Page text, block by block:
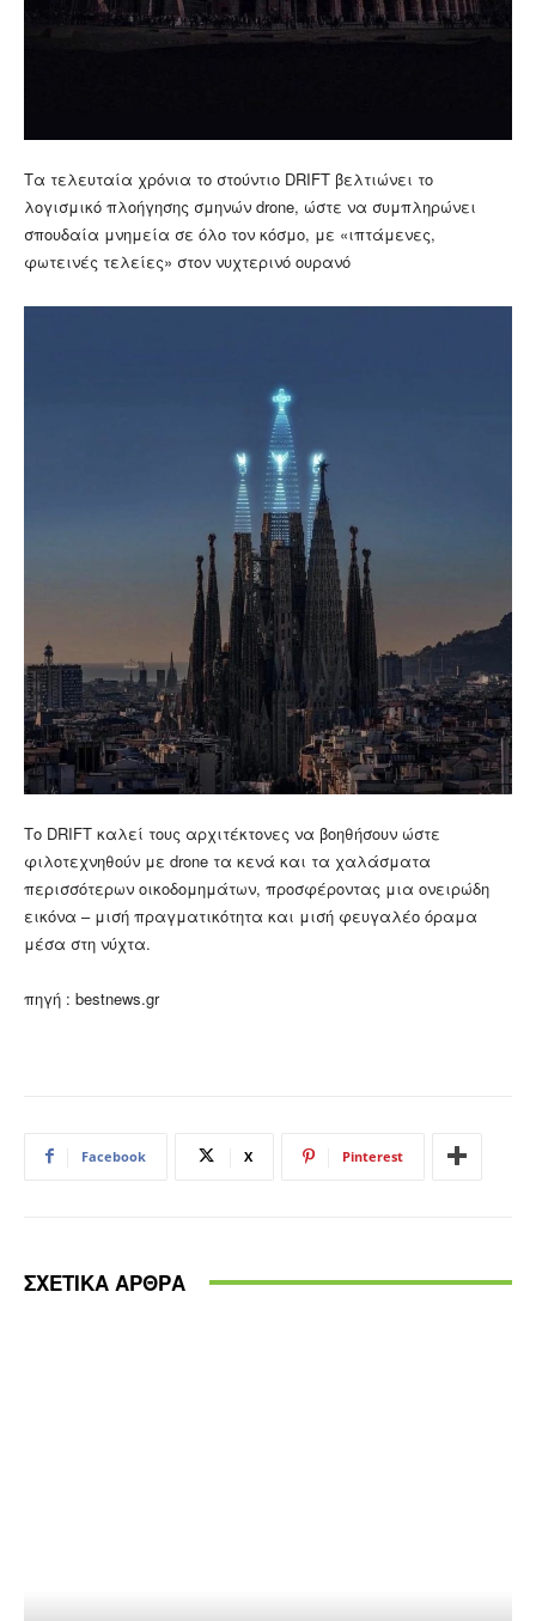
Τα τελευταία χρόνια το στούντιο DRIFT βελτιώνει το
λογισμικό πλοήγησης σμηνών drone, ώστε να συμπληρώνει
σπουδαία μνημεία σε όλο τον κόσμο, με «ιπτάμενες,
φωτεινές τελείες» στον νυχτερινό ουρανό
Το DRIFT καλεί τους αρχιτέκτονες να βοηθήσουν ώστε
φιλοτεχνηθούν με drone τα κενά και τα χαλάσματα
περισσότερων οικοδομημάτων, προσφέροντας μια ονειρώδη
εικόνα – μισή πραγματικότητα και μισή φευγαλέο όραμα
μέσα στη νύχτα.
πηγή : bestnews.gr
Facebook X Pinterest
ΣΧΕΤΙΚΑ ΑΡΘΡΑ